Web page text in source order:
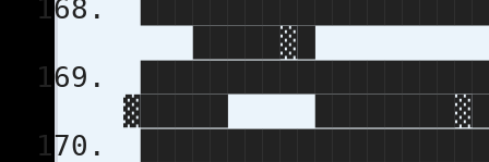
█████▓█
▓█████ ████████▓█